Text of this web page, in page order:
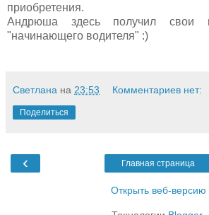
приобретения.
Андрюша здесь получил свои
"начинающего водителя" :)
Светлана на 23:53 Комментариев нет:
Поделиться
‹ Главная страница
Открыть веб-версию